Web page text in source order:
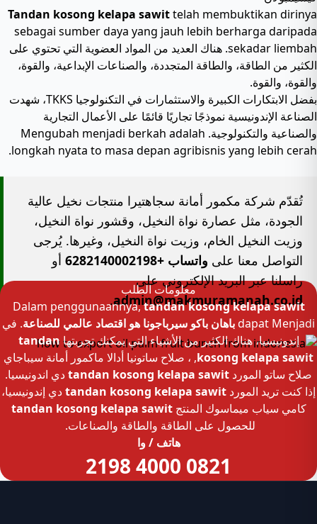
Tandan kosong kelapa sawittelah membuktikan dirinya
sebagai sumber daya yang jauh lebih berharga daripada
sekadar liembah. هناك العديد من المواد العضوية التي تحتوي على
الكثير من الطاقة، والطاقة المتجددة، والصناعات الإبداعية، والقوة،
والقوة، والقوة.
بفضل الابتكارات الكبيرة والاستثمارات في التكنولوجيا TKKS، شهدت
الصناعة الإندونيسية نموذجًا تجاريًا قائمًا على الأعمال التجارية
والصناعية والتكنولوجية. Mengubah menjadi berkah adalah
longkah nyata to masa depan agribisnis yang lebih cerah.
تُقدّم شركة مكمور أمانة سجاهتيرا منتجات نخيل عالية
الجودة، مثل عصارة نواة النخيل، وقشور نواة النخيل،
وزيت النخيل الخام، وزيت نواة النخيل، وغيرها. يُرجى
التواصل معنا على واتساب +6282140002198
أو
راسلنا عبر البريد الإلكتروني على
admin@makmuramanah.co.id
.
معلومات الطلب
Dalam penggunaannya,tandan kosong kelapa sawit
dapat Menjadiباهان باكو سيرباجونا هو اقتصاد عالمي للصناعة. في
إندونيسيا، هناك الكثير من الأشياء التي يمكنك تجربتهاtandan
kosong kelapa sawit, ، صلاح ساتونيا أدالا ماكمور أمانة سيباجاي
صلاح ساتو المورد tandan kosong kelapa sawitدي اندونيسيا.
إذا كنت تريد المورد tandan kosong kelapa sawitدي إندونيسيا،
كامي سياب ميماسوك المنتجtandan kosong kelapa sawit
للحصول على الطاقة والطاقة والصناعات.
هاتف / وا
0821 4000 2198